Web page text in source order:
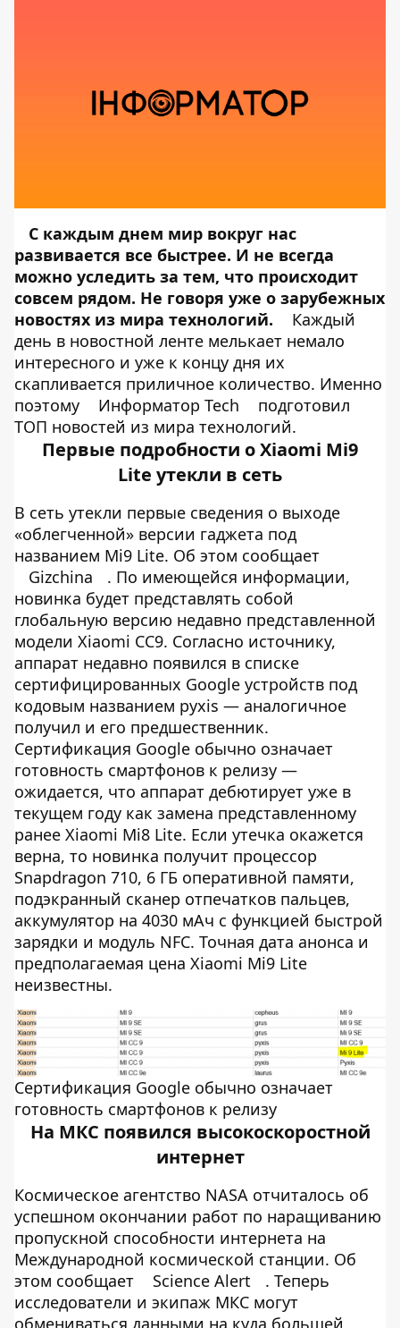
С каждым днем мир вокруг нас
развивается все быстрее. И не всегда
можно уследить за тем, что происходит
совсем рядом. Не говоря уже о зарубежных
новостях из мира технологий.
Каждый
день в новостной ленте мелькает немало
интересного и уже к концу дня их
скапливается приличное количество. Именно
поэтому
Информатор Tech
подготовил
ТОП новостей из мира технологий.
Первые подробности о Xiaomi Mi9
Lite утекли в сеть
В сеть утекли первые сведения о выходе
«облегченной» версии гаджета под
названием Mi9 Lite. Об этом сообщает
Gizchina
. По имеющейся информации,
новинка будет представлять собой
глобальную версию недавно представленной
модели Xiaomi CC9. Согласно источнику,
аппарат недавно появился в списке
сертифицированных Google устройств под
кодовым названием pyxis — аналогичное
получил и его предшественник.
Сертификация Google обычно означает
готовность смартфонов к релизу —
ожидается, что аппарат дебютирует уже в
текущем году как замена представленному
ранее Xiaomi Mi8 Lite. Если утечка окажется
верна, то новинка получит процессор
Snapdragon 710, 6 ГБ оперативной памяти,
подэкранный сканер отпечатков пальцев,
аккумулятор на 4030 мАч с функцией быстрой
зарядки и модуль NFC. Точная дата анонса и
предполагаемая цена Xiaomi Mi9 Lite
неизвестны.
Сертификация Google обычно означает
готовность смартфонов к релизу
На МКС появился высокоскоростной
интернет
Космическое агентство NASA отчиталось об
успешном окончании работ по наращиванию
пропускной способности интернета на
Международной космической станции. Об
этом сообщает
Science Alert
. Теперь
исследователи и экипаж МКС могут